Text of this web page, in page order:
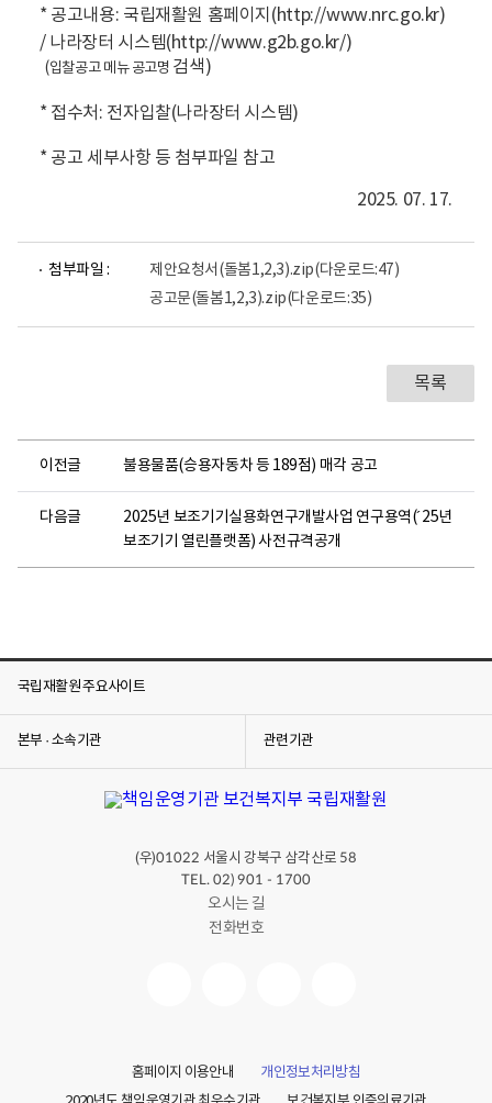
* 공고내용: 국립재활원 홈페이지(http://www.nrc.go.kr)
/ 나라장터 시스템(http://www.g2b.go.kr/)
(입찰공고메 뉴공고명 검색)
* 접수처: 전자입찰(나라장터 시스템)
* 공고 세부사항 등 첨부파일 참고
2025. 07. 17.
첨부파일 : 제안요청서(돌봄1,2,3).zip(다운로드:47)
공고문(돌봄1,2,3).zip(다운로드:35)
목록
이전글 불용물품(승용자동차 등 189점) 매각 공고
다음글
2025년 보조기기실용화연구개발사업 연구용역(´25년
보조기기 열린플랫폼) 사전규격공개
국립재활원 주요사이트
본부 · 소속기관 관련기관
(우)01022 서울시 강북구 삼각산로 58
TEL. 02) 901 - 1700
오시는 길
전화번호
홈페이지 이용안내
개인정보처리방침